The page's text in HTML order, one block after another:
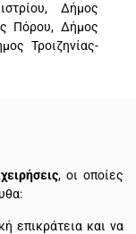
Δήμος
Πόρου, Δήμος
Τροιζηνίας-
, οι οποίες
επικράτεια και να